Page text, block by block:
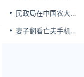
民政局在中国农大
妻子翻看亡夫手机